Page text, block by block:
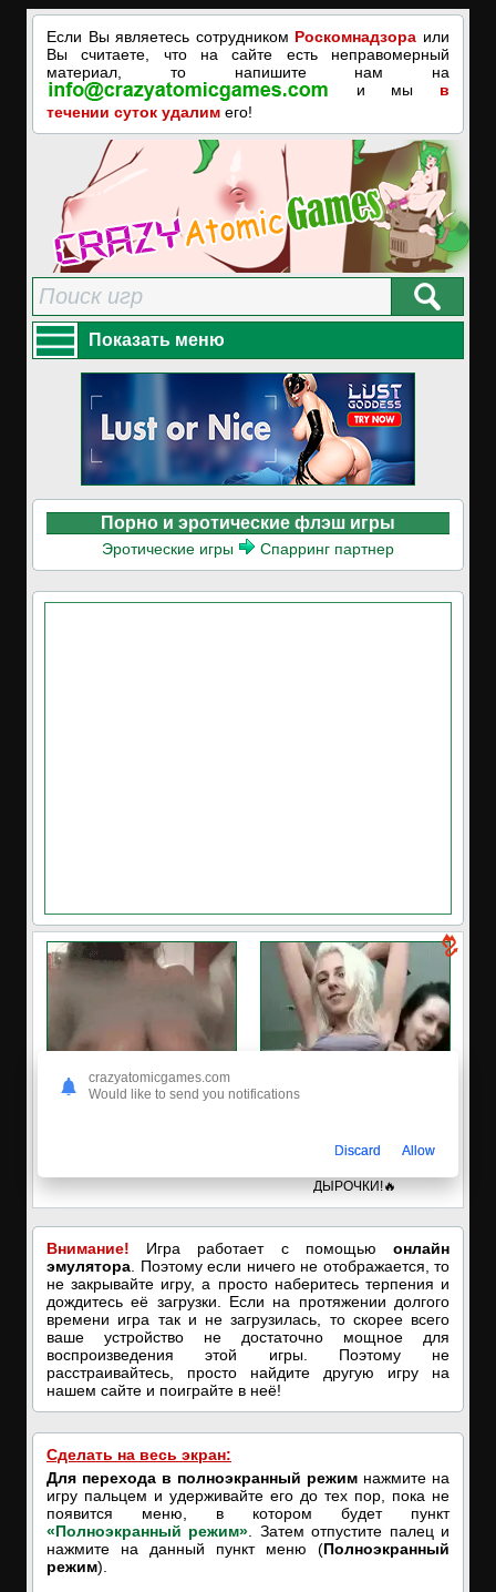
Если Вы являетесь сотрудником Роскомнадзора или
Вы считаете, что на сайте есть неправомерный
материал, то напишите нам на
и мы в
течении суток удалим его!
Показать меню
Порно и эротические флэш игры
Эротические игры Спарринг партнер
✅ЗАХОДИ, ПОДРОЧИМ!
ДЫРОЧКИ!🔥
Внимание! Игра работает с помощью онлайн
эмулятора . Поэтому если ничего не отображается, то
не закрывайте игру, а просто наберитесь терпения и
дождитесь её загрузки. Если на протяжении долгого
времени игра так и не загрузилась, то скорее всего
ваше устройство не достаточно мощное для
воспроизведения этой игры. Поэтому не
расстраивайтесь, просто найдите другую игру на
нашем сайте и поиграйте в неё!
Сделать на весь экран:
Для перехода в полноэкранный режим нажмите на
игру пальцем и удерживайте его до тех пор, пока не
появится меню, в котором будет пункт
«Полноэкранный режим» . Затем отпустите палец и
нажмите на данный пункт меню (Полноэкранный
режим).
crazyatomicgames.com
Would like to send you notifications
Discard Allow